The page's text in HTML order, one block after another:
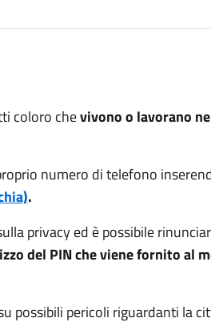
coloro chevivono o lavorano
numero di telefono
.
privacy ed è possibile
del PIN che viene fornito al
possibili pericoli riguardanti la